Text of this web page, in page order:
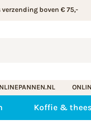
verzending boven € 75,-
Koffie &